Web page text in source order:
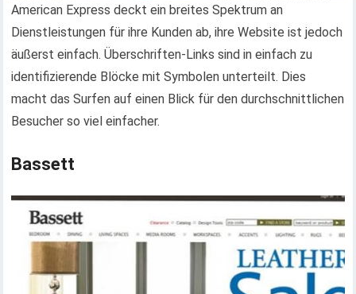
American Express deckt ein breites Spektrum an
Dienstleistungen für ihre Kunden ab, ihre Website ist jedoch
äußerst einfach. Überschriften-Links sind in einfach zu
identifizierende Blöcke mit Symbolen unterteilt. Dies
macht das Surfen auf einen Blick für den durchschnittlichen
Besucher so viel einfacher.
Bassett